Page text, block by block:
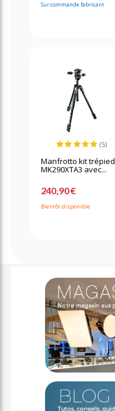
Sur commande fabricant
(5)
Manfrotto kit trépied
MK290XTA3 avec...
240,90 €
Bientôt disponible